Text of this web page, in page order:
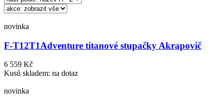
novinka
F-T12T1Adventure titanové stupačky Akrapovič
6 559 Kč
Kusů skladem: na dotaz
novinka